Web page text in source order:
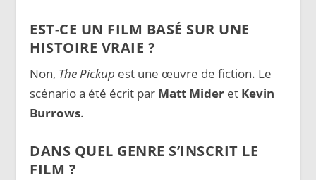
EST-CE UN FILM BASÉ SUR UNE
HISTOIRE VRAIE ?
Non, The Pickup est une œuvre de fiction. Le
scénario a été écrit par Matt Mider et Kevin
Burrows.
DANS QUEL GENRE S’INSCRIT LE
FILM ?